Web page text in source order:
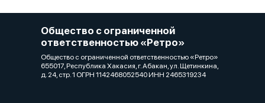
Общество с ограниченной
ответственностью «Ретро»
Общество с ограниченной ответственностью «Ретро»
655017, Республика Хакасия, г. Абакан, ул. Щетинкина,
д. 24, стр. 1 ОГРН 1142468052540 ИНН 2465319234